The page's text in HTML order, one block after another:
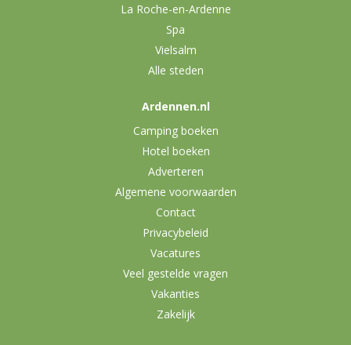
La Roche-en-Ardenne
Spa
Vielsalm
Alle steden
Ardennen.nl
Camping boeken
Hotel boeken
Adverteren
Algemene voorwaarden
Contact
Privacybeleid
Vacatures
Veel gestelde vragen
Vakanties
Zakelijk